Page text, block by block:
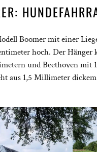
Boomer mit einer
hoch. Der
und Beethoven mit
aus 1,5 Millimeter